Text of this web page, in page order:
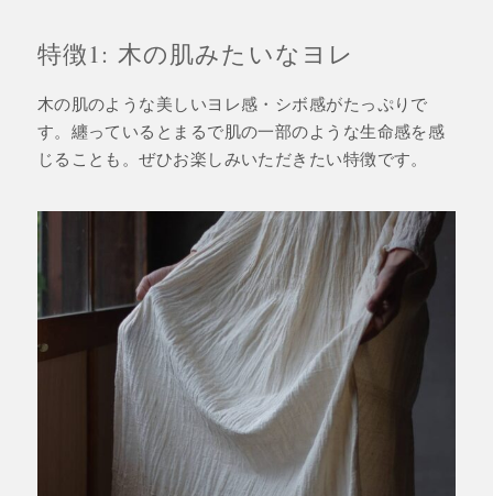
特徴1: 木の肌みたいなヨレ
木の肌のような美しいヨレ感・シボ感がたっぷりで
す。纏っているとまるで肌の一部のような生命感を感
じることも。ぜひお楽しみいただきたい特徴です。